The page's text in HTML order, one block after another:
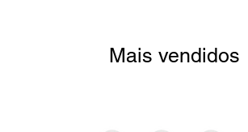
Mais vendidos